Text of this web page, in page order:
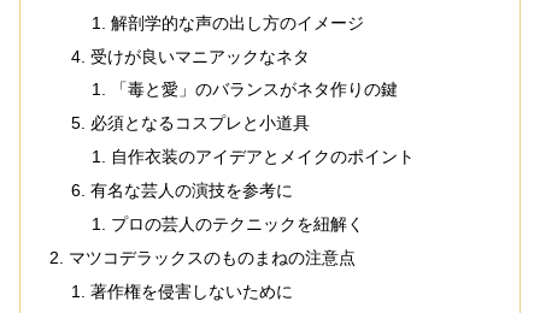
解剖学的な声の出し方のイメージ
受けが良いマニアックなネタ
「毒と愛」のバランスがネタ作りの鍵
必須となるコスプレと小道具
自作衣装のアイデアとメイクのポイント
有名な芸人の演技を参考に
プロの芸人のテクニックを紐解く
マツコデラックスのものまねの注意点
著作権を侵害しないために